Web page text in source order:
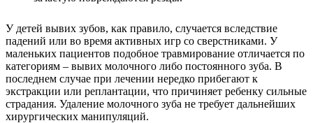
У детей вывих зубов, как правило, случается вследствие
падений или во время активных игр со сверстниками. У
маленьких пациентов подобное травмирование отличается по
категориям – вывих молочного либо постоянного зуба. В
последнем случае при лечении нередко прибегают к
экстракции или реплантации, что причиняет ребенку сильные
страдания. Удаление молочного зуба не требует дальнейших
хирургических манипуляций.